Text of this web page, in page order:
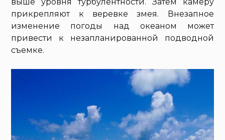
прикрепляют к веревке змея. Внезапное
изменение погоды над океаном может
привести к незапланированной подводной
съемке.